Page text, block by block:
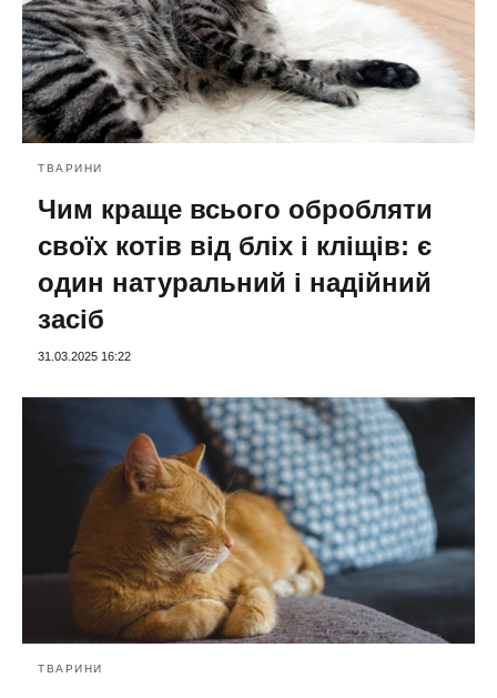
ТВАРИНИ
Чим краще всього обробляти
своїх котів від бліх і кліщів: є
один натуральний і надійний
засіб
31.03.2025 16:22
ТВАРИНИ